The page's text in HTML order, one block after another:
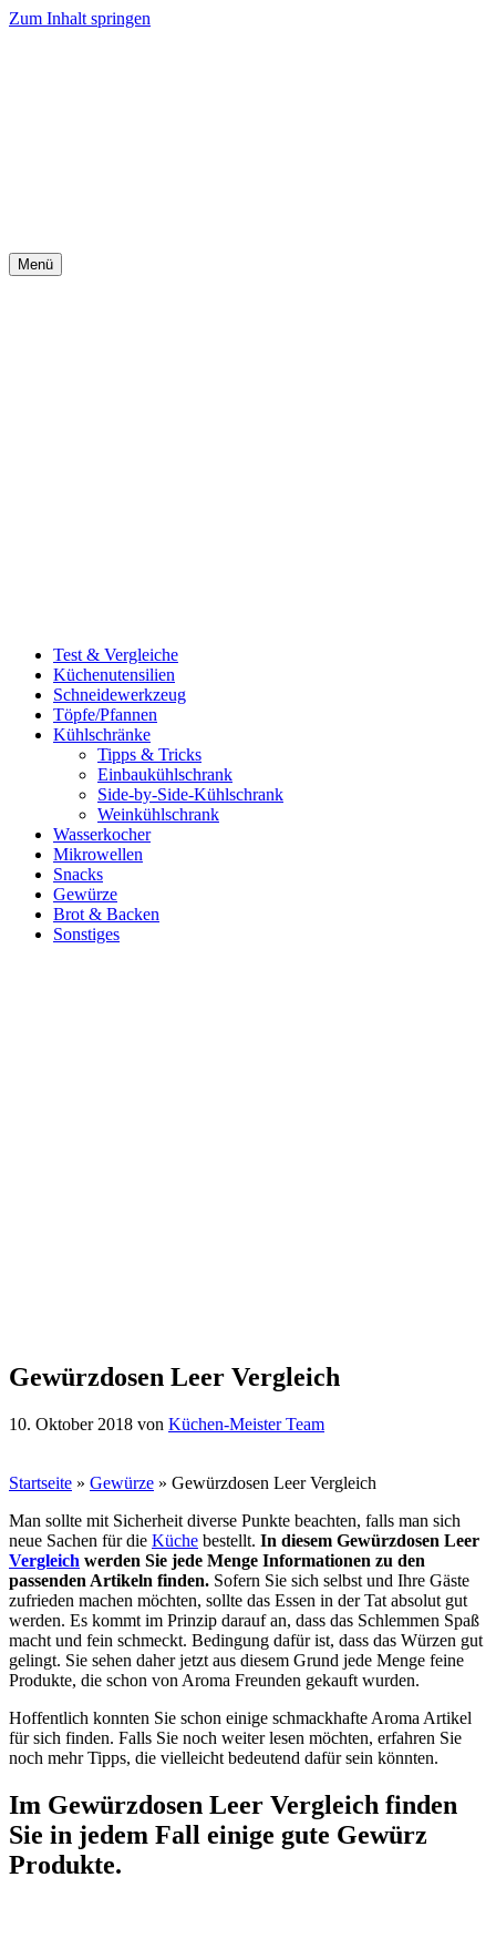
Zum Inhalt springen
Menü
Test & Vergleiche
Küchenutensilien
Schneidewerkzeug
Töpfe/Pfannen
Kühlschränke
Tipps & Tricks
Einbaukühlschrank
Side-by-Side-Kühlschrank
Weinkühlschrank
Wasserkocher
Mikrowellen
Snacks
Gewürze
Brot & Backen
Sonstiges
Gewürzdosen Leer Vergleich
10. Oktober 2018 von Küchen-Meister Team
Startseite » Gewürze » Gewürzdosen Leer Vergleich
Man sollte mit Sicherheit diverse Punkte beachten, falls man sich
neue Sachen für die Küche bestellt. In diesem Gewürzdosen Leer
Vergleich werden Sie jede Menge Informationen zu den
passenden Artikeln finden. Sofern Sie sich selbst und Ihre Gäste
zufrieden machen möchten, sollte das Essen in der Tat absolut gut
werden. Es kommt im Prinzip darauf an, dass das Schlemmen Spaß
macht und fein schmeckt. Bedingung dafür ist, dass das Würzen gut
gelingt. Sie sehen daher jetzt aus diesem Grund jede Menge feine
Produkte, die schon von Aroma Freunden gekauft wurden.
Hoffentlich konnten Sie schon einige schmackhafte Aroma Artikel
für sich finden. Falls Sie noch weiter lesen möchten, erfahren Sie
noch mehr Tipps, die vielleicht bedeutend dafür sein könnten.
Im Gewürzdosen Leer Vergleich finden
Sie in jedem Fall einige gute Gewürz
Produkte.